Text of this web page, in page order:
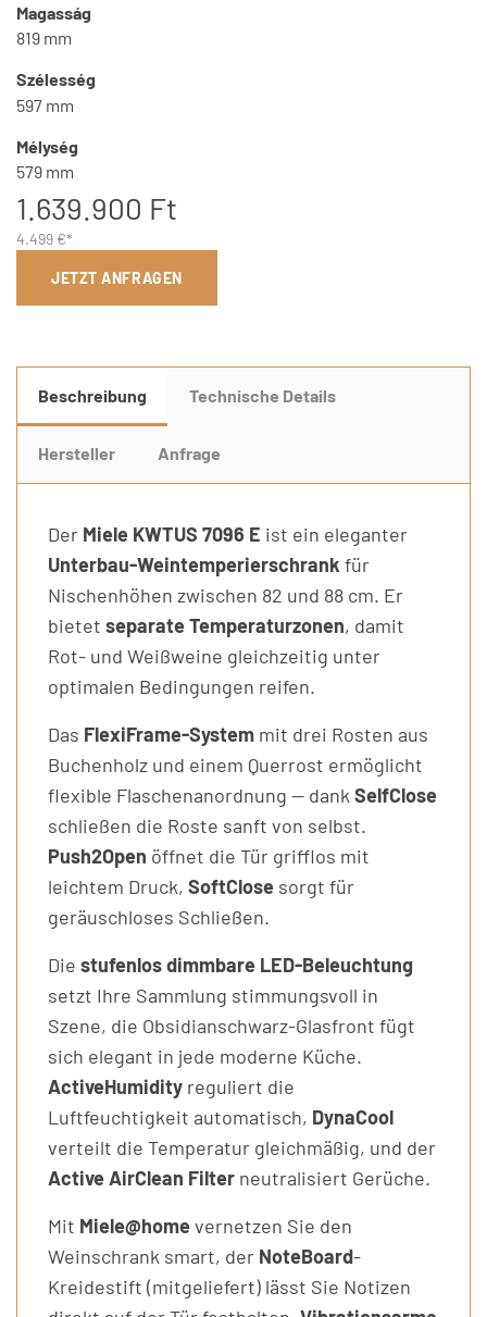
Magasság
819 mm
Szélesség
597 mm
Mélység
579 mm
1.639.900 Ft
4.499 €*
JETZT ANFRAGEN
Beschreibung Technische Details
Hersteller Anfrage
Der Miele KWTUS 7096 E ist ein eleganter
Unterbau-Weintemperierschrank für
Nischenhöhen zwischen 82 und 88 cm. Er
bietet separate Temperaturzonen, damit
Rot- und Weißweine gleichzeitig unter
optimalen Bedingungen reifen.
Das FlexiFrame-System mit drei Rosten aus
Buchenholz und einem Querrost ermöglicht
flexible Flaschenanordnung — dank SelfClose
schließen die Roste sanft von selbst.
Push2Open öffnet die Tür grifflos mit
leichtem Druck, SoftClose sorgt für
geräuschloses Schließen.
Die stufenlos dimmbare LED-Beleuchtung
setzt Ihre Sammlung stimmungsvoll in
Szene, die Obsidianschwarz-Glasfront fügt
sich elegant in jede moderne Küche.
ActiveHumidity reguliert die
Luftfeuchtigkeit automatisch, DynaCool
verteilt die Temperatur gleichmäßig, und der
Active AirClean Filter neutralisiert Gerüche.
Mit Miele@homevernetzen Sie den
Weinschrank smart, der NoteBoard-
Kreidestift (mitgeliefert) lässt Sie Notizen